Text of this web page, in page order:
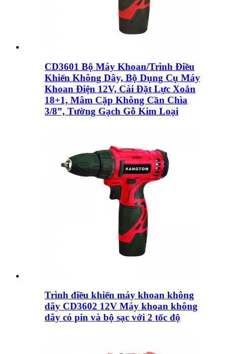
CD3601 Bộ Máy Khoan/Trình Điều
Khiển Không Dây, Bộ Dụng Cụ Máy
Khoan Điện 12V, Cài Đặt Lực Xoắn
18+1, Mâm Cặp Không Cần Chìa
3/8”, Tường Gạch Gỗ Kim Loại
Trình điều khiển máy khoan không
dây CD3602 12V Máy khoan không
dây có pin và bộ sạc với 2 tốc độ